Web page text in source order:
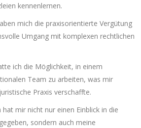
kennenlernen.
mich die praxisorientierte Vergütung
Umgang mit komplexen rechtlichen
ich die Möglichkeit, in einem
Team zu arbeiten, was mir
Praxis verschaffte.
mir nicht nur einen Einblick in die
sondern auch meine